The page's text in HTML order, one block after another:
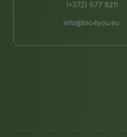
(+372) 677 8211
info@bio4you.eu